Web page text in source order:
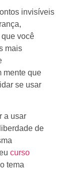
invisíveis
você
mais
mente que
se usar
a usar
de
curso
tema